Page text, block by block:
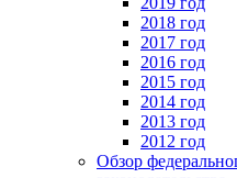
2018 год
2017 год
2016 год
2015 год
2014 год
2013 год
2012 год
Обзор